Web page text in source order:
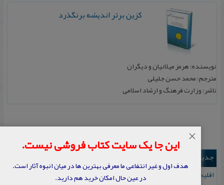
کزین برتر اندیشه برنگذرد
نویسنده: هرمز میلانیان و دیگران
مترجم: محمد حسن جلیلی
ناشر: وزارت فرهنگ و ارشاد اسلامی
جدیدترین ها
اقلیم مورخان؛ مهارت‌های تاریخ ورزی علمی
این جا یک سایت کتاب فروشی نیست.
هدف اول و غیر انتفاعی ما معرفی بهترین ها در میان انبوه آثار است.
در عین حال امکان خرید هم دارید.
×